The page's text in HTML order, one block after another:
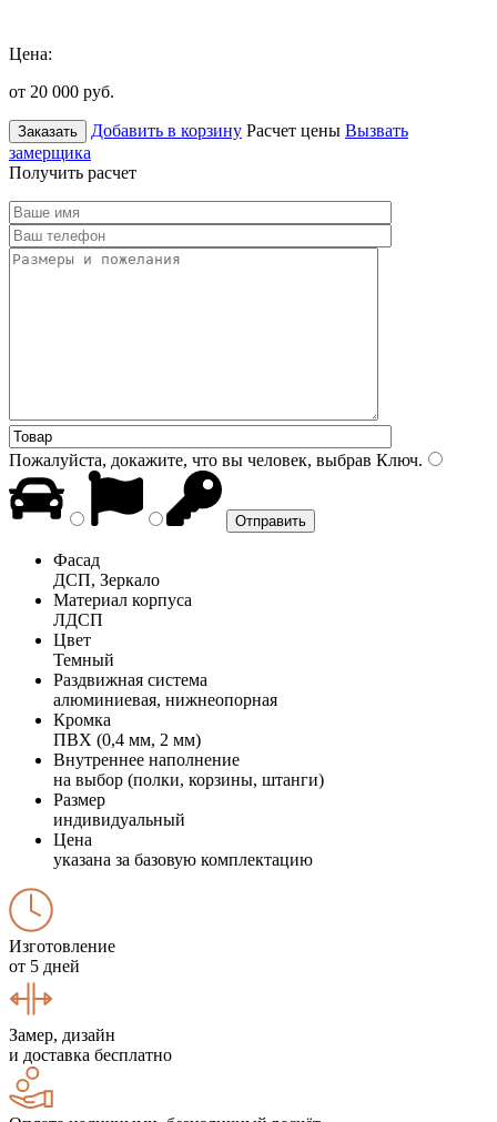
Цена:
от 20 000 руб.
Заказать Добавить в корзину Расчет цены Вызвать
замерщика
Получить расчет
Пожалуйста, докажите, что вы человек, выбрав Ключ.
Фасад
ДСП, Зеркало
Материал корпуса
ЛДСП
Цвет
Темный
Раздвижная система
алюминиевая, нижнеопорная
Кромка
ПВХ (0,4 мм, 2 мм)
Внутреннее наполнение
на выбор (полки, корзины, штанги)
Размер
индивидуальный
Цена
указана за базовую комплектацию
Изготовление
от 5 дней
Замер, дизайн
и доставка бесплатно